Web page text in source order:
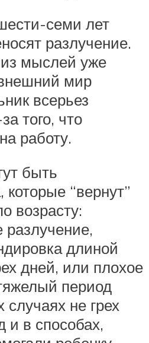
семи лет
разлучение.
мыслей уже
мир
всерьез
того, что
работу.
быть
которые “вернут”
возрасту:
длиной
дней, или плохое
период
случаях не грех
и в способах,